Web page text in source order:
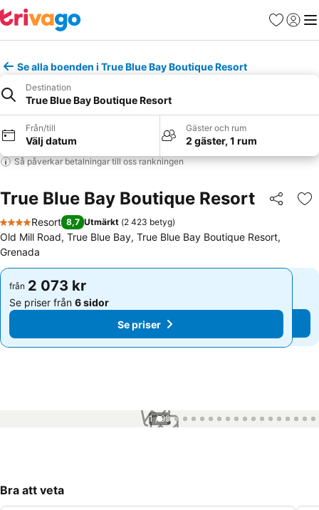
Favoriter
Logga
Se alla boenden i True Blue Bay Boutique Resort
Destination
True Blue Bay Boutique Resort
Från/till
Välj datum
Gäster och rum
2 gäster, 1 rum
Så påverkar betalningar till oss rankningen
True Blue Bay Boutique Resort Dela
4 Stjärnor
Resort 8,7 Utmärkt (2 423 betyg)
Old Mill Road, True Blue Bay, True Blue Bay Boutique Resort,
Grenada
från 2 073 kr
Se priser från 6 sidor
Se priser
från 2 073 kr
Se priser från 6 sidor
Se priser
1 / 99
Bra att veta